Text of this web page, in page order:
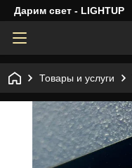
Дарим свет - LIGHTUP
Товары и услуги